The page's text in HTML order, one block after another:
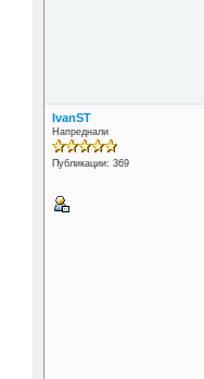
IvanST
Напреднали
Публикации: 369